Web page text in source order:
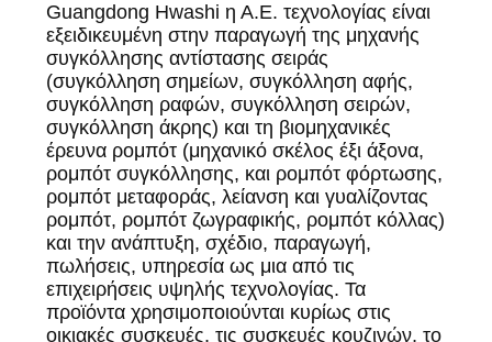
Guangdong Hwashi η Α.Ε. τεχνολογίας είναι
εξειδικευμένη στην παραγωγή της μηχανής
συγκόλλησης αντίστασης σειράς
(συγκόλληση σημείων, συγκόλληση αφής,
συγκόλληση ραφών, συγκόλληση σειρών,
συγκόλληση άκρης) και τη βιομηχανικές
έρευνα ρομπότ (μηχανικό σκέλος έξι άξονα,
ρομπότ συγκόλλησης, και ρομπότ φόρτωσης,
ρομπότ μεταφοράς, λείανση και γυαλίζοντας
ρομπότ, ρομπότ ζωγραφικής, ρομπότ κόλλας)
και την ανάπτυξη, σχέδιο, παραγωγή,
πωλήσεις, υπηρεσία ως μια από τις
επιχειρήσεις υψηλής τεχνολογίας. Τα
προϊόντα χρησιμοποιούνται κυρίως στις
οικιακές συσκευές, τις συσκευές κουζινών, το